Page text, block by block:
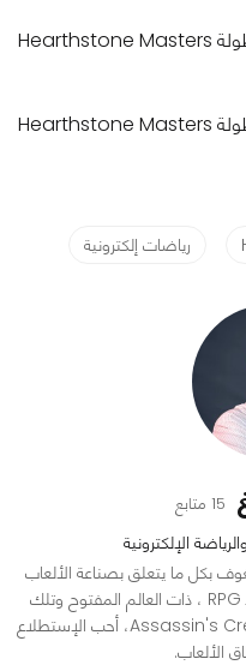
رياضات إلكترونية
15 متابع
الإلكترونية
بكل ما يتعلق بصناعة الألعاب
وأعتبرها حياتي ، أحب الألعاب الخطية ، الـ RPG ، ذات العالم المفتوح وتلك
التي تقدم تجربة قصصية متميزة مثل Assassin's Creed، أحب الإستطلاع
الألعاب.